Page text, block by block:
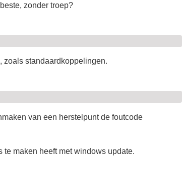
zonder troep?
zoals standaardkoppelingen.
van een herstelpunt de foutcode
maken heeft met windows update.